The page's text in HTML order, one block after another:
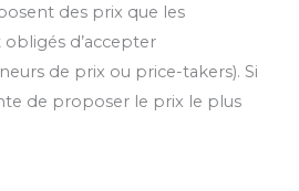
des prix que les
d’accepter
de prix ou price-takers). Si
de proposer le prix le plus